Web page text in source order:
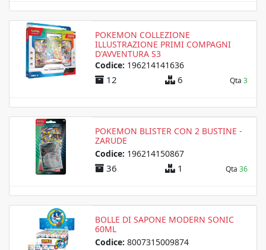
POKEMON COLLEZIONE
ILLUSTRAZIONE PRIMI COMPAGNI
D'AVVENTURA S3
Codice: 196214141636
12 6 Qta 3
POKEMON BLISTER CON 2 BUSTINE -
ZARUDE
Codice: 196214150867
36 1 Qta 36
BOLLE DI SAPONE MODERN SONIC
60ML
Codice: 8007315009874